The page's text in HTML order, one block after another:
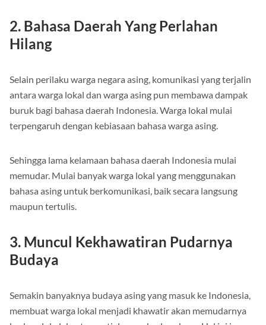
2. Bahasa Daerah Yang Perlahan
Hilang
Selain perilaku warga negara asing, komunikasi yang terjalin
antara warga lokal dan warga asing pun membawa dampak
buruk bagi bahasa daerah Indonesia. Warga lokal mulai
terpengaruh dengan kebiasaan bahasa warga asing.
Sehingga lama kelamaan bahasa daerah Indonesia mulai
memudar. Mulai banyak warga lokal yang menggunakan
bahasa asing untuk berkomunikasi, baik secara langsung
maupun tertulis.
3. Muncul Kekhawatiran Pudarnya
Budaya
Semakin banyaknya budaya asing yang masuk ke Indonesia,
membuat warga lokal menjadi khawatir akan memudarnya